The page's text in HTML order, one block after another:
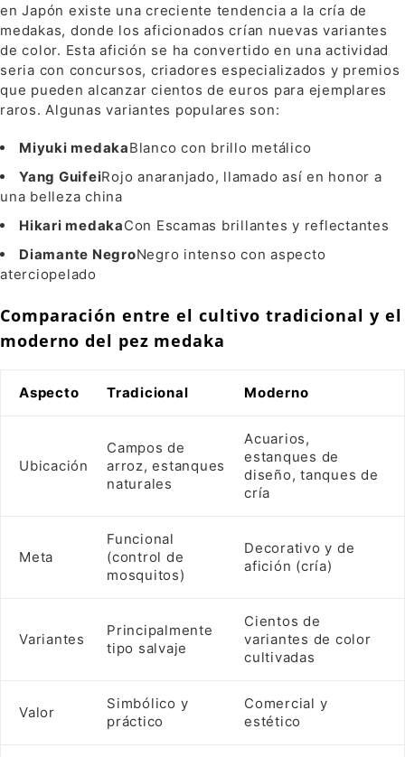
en Japón existe una creciente tendencia a la cría de
medakas, donde los aficionados crían nuevas variantes
de color. Esta afición se ha convertido en una actividad
seria con concursos, criadores especializados y premios
que pueden alcanzar cientos de euros para ejemplares
raros. Algunas variantes populares son:
Miyuki medakaBlanco con brillo metálico
Yang GuifeiRojo anaranjado, llamado así en honor a
una belleza china
Hikari medakaCon Escamas brillantes y reflectantes
Diamante NegroNegro intenso con aspecto
aterciopelado
Comparación entre el cultivo tradicional y el
moderno del pez medaka
Aspecto Tradicional Moderno
Ubicación
Campos de
arroz, estanques
naturales
Acuarios,
estanques de
diseño, tanques de
cría
Meta
Funcional
(control de
mosquitos)
Decorativo y de
afición (cría)
Variantes
Principalmente
tipo salvaje
Cientos de
variantes de color
cultivadas
Valor
Simbólico y
práctico
Comercial y
estético